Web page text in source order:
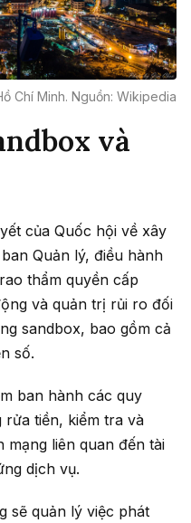
Chí Minh. Nguồn: Wikipedia
và
của Quốc hội về xây
Quản lý, điều hành
thẩm quyền cấp
và quản trị rủi ro đối
sandbox, bao gồm cả
số.
ban hành các quy
tiền, kiểm tra và
mạng liên quan đến tài
dịch vụ.
sẽ quản lý việc phát